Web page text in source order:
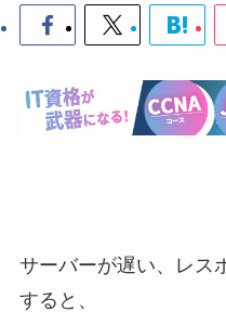
サーバーが遅い、レス
すると、